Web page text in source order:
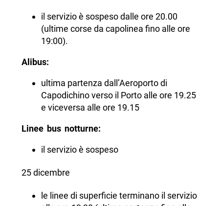
il servizio è sospeso dalle ore 20.00
(ultime corse da capolinea fino alle ore
19:00).
Alibus:
ultima partenza dall’Aeroporto di
Capodichino verso il Porto alle ore 19.25
e viceversa alle ore 19.15
Linee bus notturne:
il servizio è sospeso
25 dicembre
le linee di superficie terminano il servizio